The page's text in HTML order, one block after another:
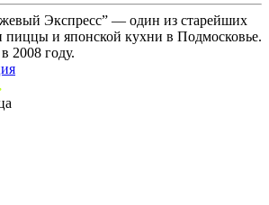
Экспресс” — один из старейших
пиццы и японской кухни в Подмосковье.
2008 году.